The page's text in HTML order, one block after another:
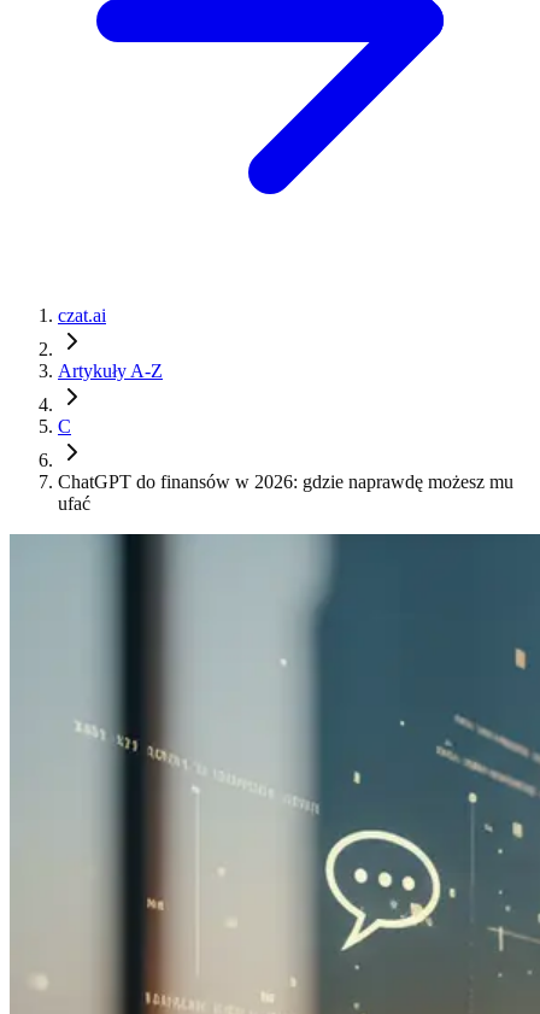
czat.ai
Artykuły A-Z
C
ChatGPT do finansów w 2026: gdzie naprawdę możesz mu
ufać